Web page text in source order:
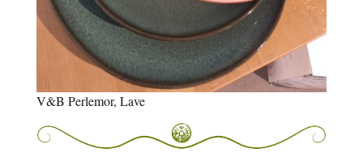
V&B Perlemor, Lave